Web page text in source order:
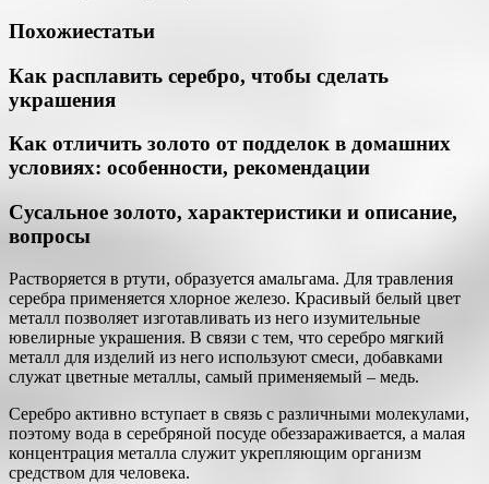
Похожиестатьи
Как расплавить серебро, чтобы сделать
украшения
Как отличить золото от подделок в домашних
условиях: особенности, рекомендации
Сусальное золото, характеристики и описание,
вопросы
Растворяется в ртути, образуется амальгама. Для травления
серебра применяется хлорное железо. Красивый белый цвет
металл позволяет изготавливать из него изумительные
ювелирные украшения. В связи с тем, что серебро мягкий
металл для изделий из него используют смеси, добавками
служат цветные металлы, самый применяемый – медь.
Серебро активно вступает в связь с различными молекулами,
поэтому вода в серебряной посуде обеззараживается, а малая
концентрация металла служит укрепляющим организм
средством для человека.